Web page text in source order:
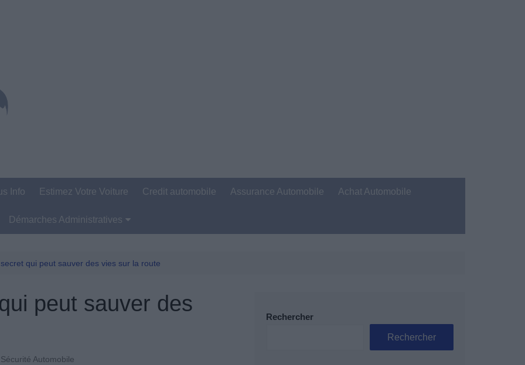
Info Estimez Votre Voiture Credit automobile Assurance Automobile Achat Automobile
Démarches Administratives
Permis De Conduire
secret qui peut sauver des vies sur la route
peut sauver des
Sécurité Automobile
Rechercher
Rechercher